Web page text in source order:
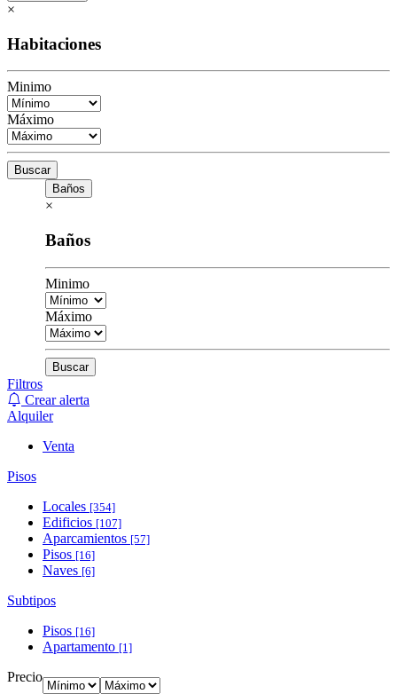
×
Habitaciones
Minimo
Máximo
Buscar
Baños
×
Baños
Minimo
Máximo
Buscar
Filtros
Crear alerta
Alquiler
Venta
Pisos
Locales [354]
Edificios [107]
Aparcamientos [57]
Pisos [16]
Naves [6]
Subtipos
Pisos [16]
Apartamento [1]
Precio